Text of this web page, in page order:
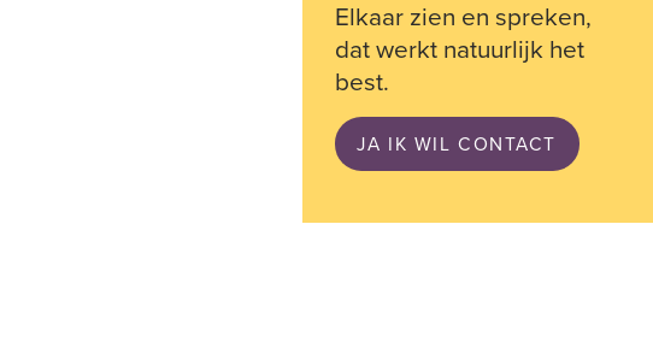
Elkaar zien en spreken,
dat werkt natuurlijk het
best.
JA IK WIL CONTACT